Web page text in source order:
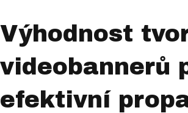
Výhodnost
videobannerů
efektivní